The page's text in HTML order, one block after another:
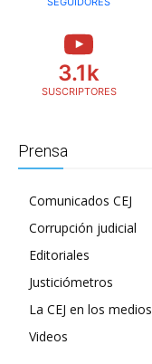
3.1k
SUSCRIPTORES
Prensa
Comunicados CEJ
Corrupción judicial
Editoriales
Justiciómetros
La CEJ en los medios
Videos